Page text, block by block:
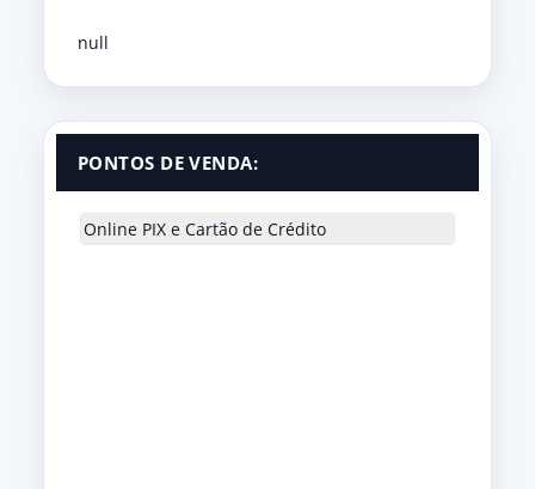
null
PONTOS DE VENDA:
Online PIX e Cartão de Crédito